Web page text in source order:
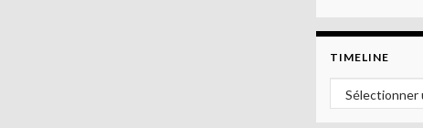
TIMELINE
Timeline